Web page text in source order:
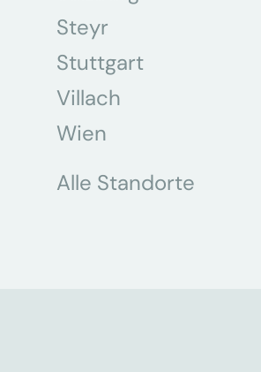
Steyr
Stuttgart
Villach
Wien
Alle Standorte